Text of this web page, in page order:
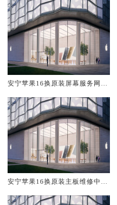
安宁苹果16换原装屏幕服务网点
安宁苹果16换原装主板维修中心